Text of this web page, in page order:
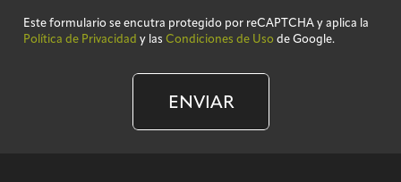
Este formulario se encutra protegido por reCAPTCHA y aplica la
Política de Privacidad y las Condiciones de Uso de Google.
ENVIAR